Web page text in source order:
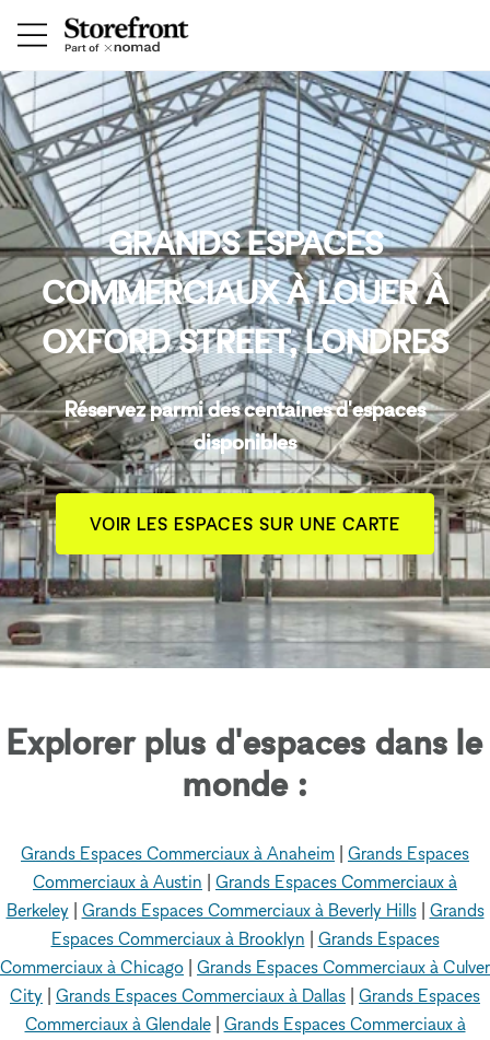
GRANDS ESPACES
COMMERCIAUX À LOUER À
OXFORD STREET, LONDRES
Réservez parmi des centaines d'espaces
disponibles
VOIR LES ESPACES SUR UNE CARTE
Explorer plus d'espaces dans le
monde :
Grands Espaces Commerciaux à Anaheim Grands Espaces
Commerciaux à Austin
Grands Espaces Commerciaux à
Berkeley
Grands Espaces Commerciaux à Beverly Hills| Grands
Espaces Commerciaux à Brooklyn
Grands Espaces
Commerciaux à Chicago Grands Espaces Commerciaux à Culver
City
Grands Espaces Commerciaux à Dallas Grands Espaces
Commerciaux à Glendale| Grands Espaces Commerciaux à